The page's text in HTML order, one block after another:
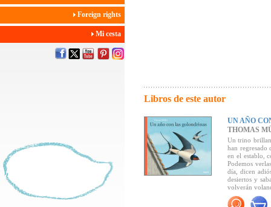
Foreign rights
Mi cesta
Libros de este autor
UN AÑO
THOMAS
Un trino
han regresado
en el establo,
Podemos
día, dicen
desiertos y
volverán